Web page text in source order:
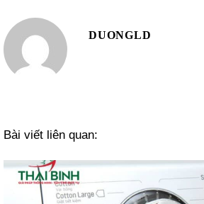
DUONGLD
Bài viết liên quan: